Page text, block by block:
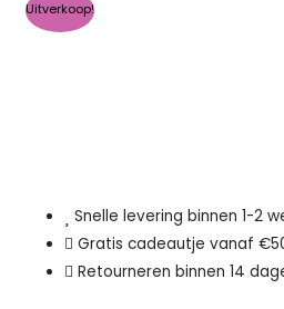
Uitverkoop!
Snelle levering binnen 1-2
Gratis cadeautje vanaf
Retourneren binnen 14